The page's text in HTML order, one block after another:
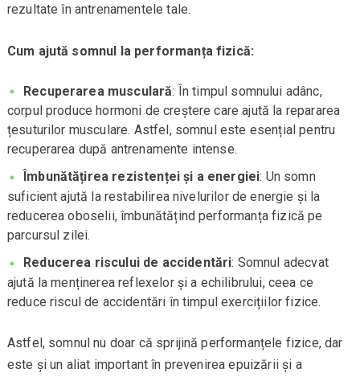
rezultate în antrenamentele tale.
Cum ajută somnul la performanța fizică:
Recuperarea musculară: În timpul somnului adânc,
corpul produce hormoni de creștere care ajută la repararea
țesuturilor musculare. Astfel, somnul este esențial pentru
recuperarea după antrenamente intense.
Îmbunătățirea rezistenței și a energiei: Un somn
suficient ajută la restabilirea nivelurilor de energie și la
reducerea oboselii, îmbunătățind performanța fizică pe
parcursul zilei.
Reducerea riscului de accidentări: Somnul adecvat
ajută la menținerea reflexelor și a echilibrului, ceea ce
reduce riscul de accidentări în timpul exercițiilor fizice.
Astfel, somnul nu doar că sprijină performanțele fizice, dar
este și un aliat important în prevenirea epuizării și a